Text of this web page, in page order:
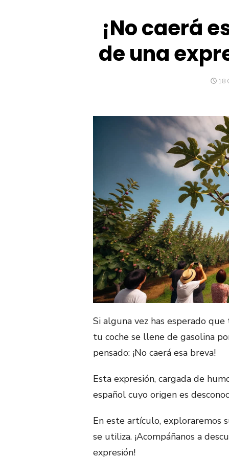
¡No caerá
de una
18
Si alguna vez has esperado
tu coche se llene de gasolina
pensado: ¡No caerá esa breva!
Esta expresión, cargada de
español cuyo origen es
En este artículo, exploraremos
se utiliza. ¡Acompáñanos a
expresión!